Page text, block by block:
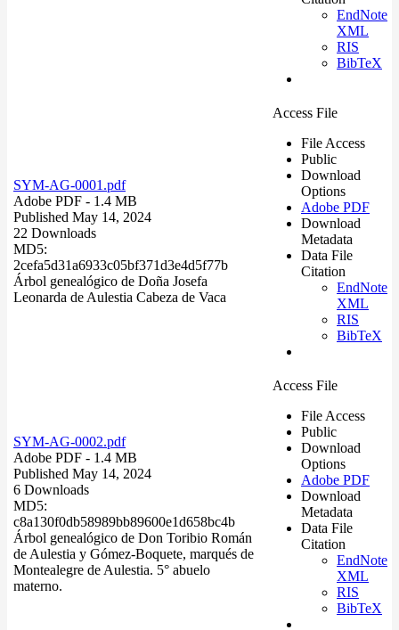
EndNote
XML
RIS
BibTeX
SYM-AG-0001.pdf
Adobe PDF - 1.4 MB
Published May 14, 2024
22 Downloads
MD5:
2cefa5d31a6933c05bf371d3e4d5f77b
Árbol genealógico de Doña Josefa
Leonarda de Aulestia Cabeza de Vaca
Access File
File Access
Public
Download
Options
Adobe PDF
Download
Metadata
Data File
Citation
EndNote
XML
RIS
BibTeX
SYM-AG-0002.pdf
Adobe PDF - 1.4 MB
Published May 14, 2024
6 Downloads
MD5:
c8a130f0db58989bb89600e1d658bc4b
Árbol genealógico de Don Toribio Román
de Aulestia y Gómez-Boquete, marqués de
Montealegre de Aulestia. 5° abuelo
materno.
Access File
File Access
Public
Download
Options
Adobe PDF
Download
Metadata
Data File
Citation
EndNote
XML
RIS
BibTeX